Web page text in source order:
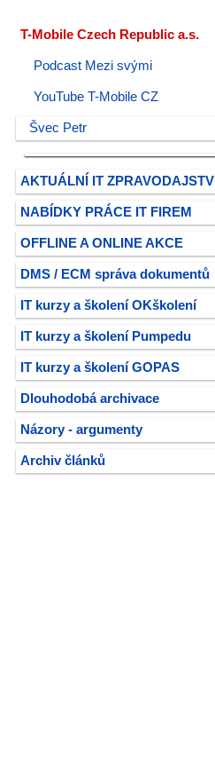
T-Mobile Czech Republic a.s.
Podcast Mezi svými
YouTube T-Mobile CZ
Švec Petr
AKTUÁLNÍ IT ZPRAVODAJSTVÍ
NABÍDKY PRÁCE IT FIREM
OFFLINE A ONLINE AKCE
DMS / ECM správa dokumentů
IT kurzy a školení OKškolení
IT kurzy a školení Pumpedu
IT kurzy a školení GOPAS
Dlouhodobá archivace
Názory - argumenty
Archiv článků